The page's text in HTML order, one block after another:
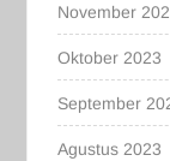
November
Oktober 2023
September
Agustus 2023